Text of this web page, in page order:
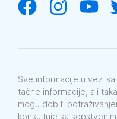
Sve informacije u vezi
tačne informacije, ali
mogu dobiti
konsultuje sa